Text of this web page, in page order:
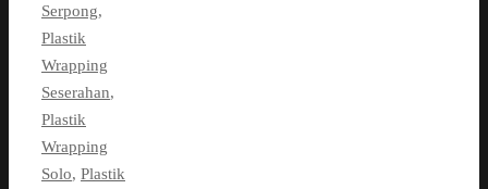
Serpong,
Plastik
Wrapping
Seserahan,
Plastik
Wrapping
Solo, Plastik